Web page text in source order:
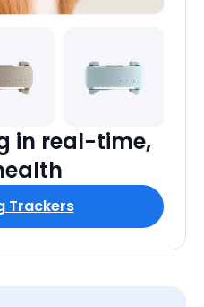
in real-time,
Trackers